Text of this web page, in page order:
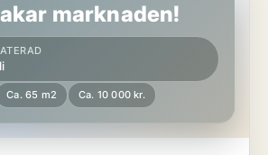
marknaden!
Ca. 65 m2 Ca. 10 000 kr.